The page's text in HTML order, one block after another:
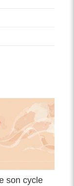
son cycle